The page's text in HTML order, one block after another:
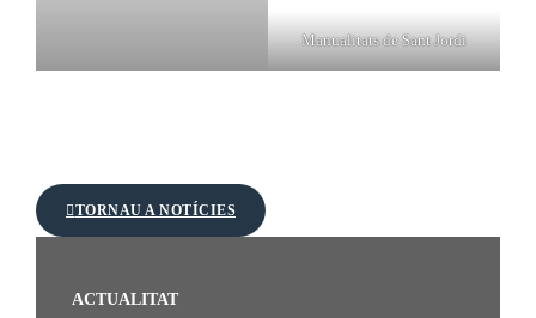
Manualitats de Sant Jordi
TORNAU A NOTÍCIES
ACTUALITAT